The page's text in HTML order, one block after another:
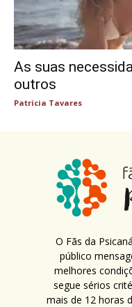
As suas
outros
Patricia Tavares
O Fãs da
público
melhores
segue sérios
mais de 12 horas